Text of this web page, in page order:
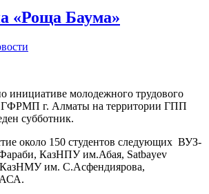
«Роща Баума»
инициативе молодежного трудового
ГФРМП г. Алматы на территории ГПП
субботник.
около 150 студентов следующих ВУЗ-
КазНПУ им.Абая, Satbayev
им. С.Асфендиярова,